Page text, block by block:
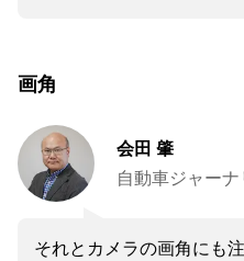
画角
会田 肇
自動車ジャーナ
それとカメラの画角にも